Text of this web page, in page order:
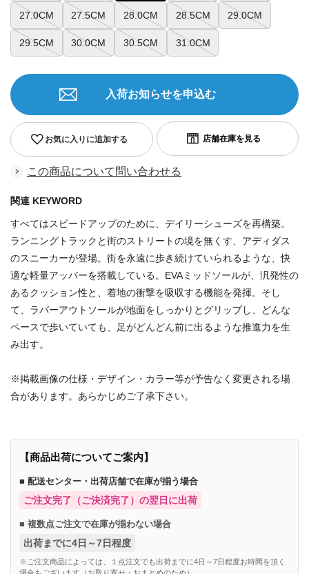
27.0CM 27.5CM 28.0CM 28.5CM 29.0CM
29.5CM 30.0CM 30.5CM 31.0CM
お気に入りに追加する
入荷お知らせを申込む
この商品について問い合わせる
関連 KEYWORD
すべてはスピードアップのために、デイリーシューズを再構築。
ランニングトラックと街のストリートの境を無くす、アディダス
のスニーカーが登場。街を永遠に歩き続けていられるような、快
適な軽量アッパーを搭載している。EVAミッドソールが、汎発性の
あるクッション性と、着地の衝撃を吸収する機能を発揮。そし
て、ラバーアウトソールが地面をしっかりとグリップし、どんな
ペースで歩いていても、足がどんどん前に出るような推進力を生
み出す。
※掲載画像の仕様・デザイン・カラー等が予告なく変更される場
合があります。あらかじめご了承下さい。
【商品出荷についてご案内】
■ 配送センター・出荷店舗で在庫が揃う場合
ご注文完了（ご決済完了）の翌日に出荷
■ 複数点ご注文で在庫が揃わない場合
出荷までに4日～7日程度
※ご注文商品によっては、１点注文でも出荷までに4日～7日程度お時間を頂く